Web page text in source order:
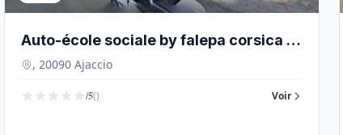
Auto-école sociale by falepa corsica -
20090
, 20090 Ajaccio
/5() Voir